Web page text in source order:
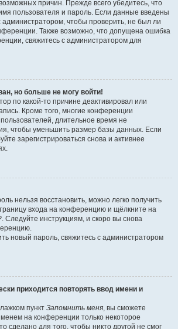
причин. Прежде всего убедитесь, что
пользователя и пароль. Если данные введены
администратором, чтобы проверить, не был ли
Также возможно, что допущена ошибка
свяжитесь с администратором для
но больше не могу войти!
по какой-то причине деактивировал или
Кроме того, многие конференции
длительное время не
чтобы уменьшить размер базы данных. Если
зарегистрироваться снова и активнее
нельзя восстановить, можно легко получить
входа на конференцию и щёлкните на
. Следуйте инструкциям, и скоро вы снова
новый пароль, свяжитесь с администратором
приходится повторять ввод имени и
пункт Запомнить меня, вы сможете
на конференции только некоторое
сделано для того, чтобы никто другой не смог